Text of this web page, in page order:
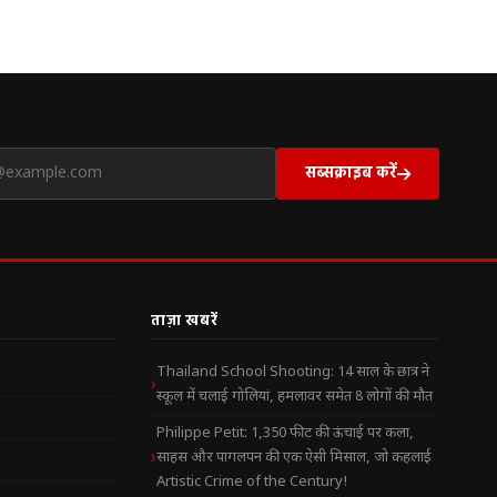
सब्सक्राइब करें
ताज़ा खबरें
Thailand School Shooting: 14 साल के छात्र ने
स्कूल में चलाई गोलियां, हमलावर समेत 8 लोगों की मौत
Philippe Petit: 1,350 फीट की ऊंचाई पर कला,
साहस और पागलपन की एक ऐसी मिसाल, जो कहलाई
Artistic Crime of the Century!